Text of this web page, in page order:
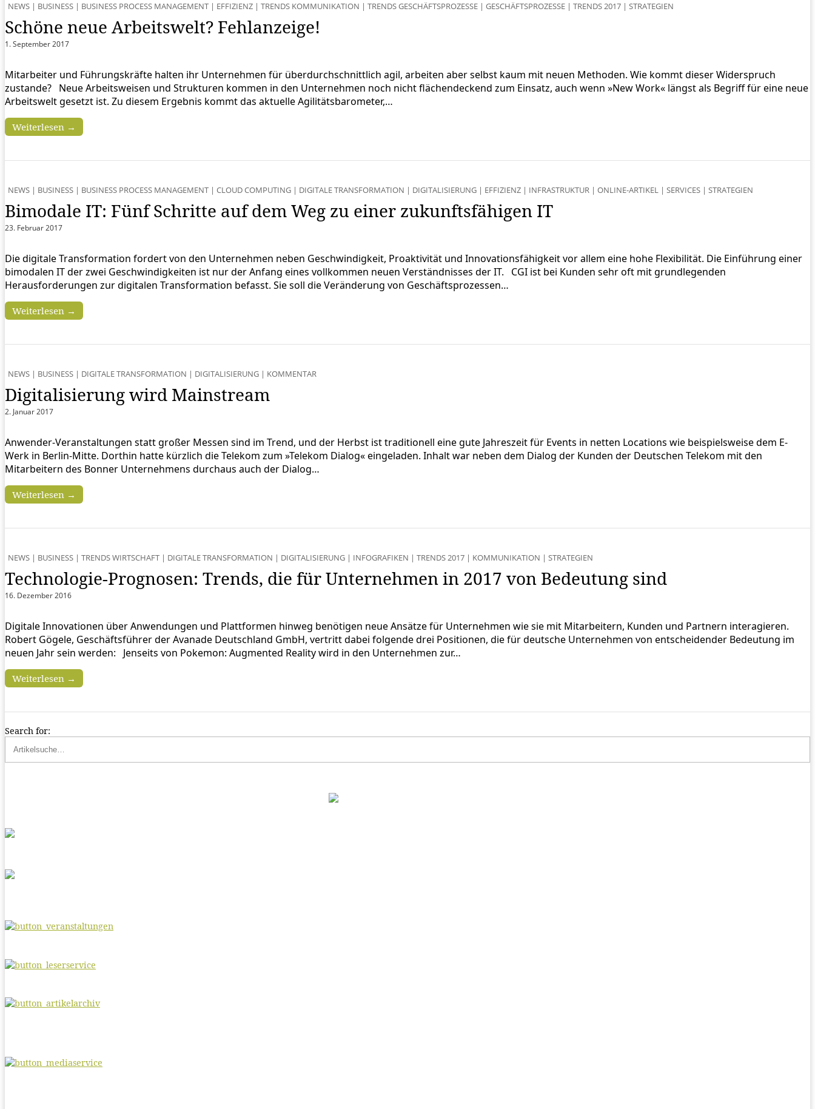
NEWS | BUSINESS | BUSINESS PROCESS MANAGEMENT | EFFIZIENZ | TRENDS KOMMUNIKATION | TRENDS GESCHÄFTSPROZESSE | GESCHÄFTSPROZESSE | TRENDS 2017 | STRATEGIEN
Schöne neue Arbeitswelt? Fehlanzeige!
1. September 2017
Mitarbeiter und Führungskräfte halten ihr Unternehmen für überdurchschnittlich agil, arbeiten aber selbst kaum mit neuen Methoden. Wie kommt dieser Widerspruch
zustande? Neue Arbeitsweisen und Strukturen kommen in den Unternehmen noch nicht flächendeckend zum Einsatz, auch wenn »New Work« längst als Begriff für eine neue
Arbeitswelt gesetzt ist. Zu diesem Ergebnis kommt das aktuelle Agilitätsbarometer,…
Weiterlesen →
NEWS | BUSINESS | BUSINESS PROCESS MANAGEMENT | CLOUD COMPUTING | DIGITALE TRANSFORMATION | DIGITALISIERUNG | EFFIZIENZ | INFRASTRUKTUR | ONLINE-ARTIKEL | SERVICES | STRATEGIEN
Bimodale IT: Fünf Schritte auf dem Weg zu einer zukunftsfähigen IT
23. Februar 2017
Die digitale Transformation fordert von den Unternehmen neben Geschwindigkeit, Proaktivität und Innovationsfähigkeit vor allem eine hohe Flexibilität. Die Einführung einer
bimodalen IT der zwei Geschwindigkeiten ist nur der Anfang eines vollkommen neuen Verständnisses der IT. CGI ist bei Kunden sehr oft mit grundlegenden
Herausforderungen zur digitalen Transformation befasst. Sie soll die Veränderung von Geschäftsprozessen…
Weiterlesen →
NEWS | BUSINESS | DIGITALE TRANSFORMATION | DIGITALISIERUNG | KOMMENTAR
Digitalisierung wird Mainstream
2. Januar 2017
Anwender-Veranstaltungen statt großer Messen sind im Trend, und der Herbst ist traditionell eine gute Jahreszeit für Events in netten Locations wie beispielsweise dem E-
Werk in Berlin-Mitte. Dorthin hatte kürzlich die Telekom zum »Telekom Dialog« eingeladen. Inhalt war neben dem Dialog der Kunden der Deutschen Telekom mit den
Mitarbeitern des Bonner Unternehmens durchaus auch der Dialog…
Weiterlesen →
NEWS | BUSINESS | TRENDS WIRTSCHAFT | DIGITALE TRANSFORMATION | DIGITALISIERUNG | INFOGRAFIKEN | TRENDS 2017 | KOMMUNIKATION | STRATEGIEN
Technologie-Prognosen: Trends, die für Unternehmen in 2017 von Bedeutung sind
16. Dezember 2016
Digitale Innovationen über Anwendungen und Plattformen hinweg benötigen neue Ansätze für Unternehmen wie sie mit Mitarbeitern, Kunden und Partnern interagieren.
Robert Gögele, Geschäftsführer der Avanade Deutschland GmbH, vertritt dabei folgende drei Positionen, die für deutsche Unternehmen von entscheidender Bedeutung im
neuen Jahr sein werden: Jenseits von Pokemon: Augmented Reality wird in den Unternehmen zur…
Weiterlesen →
Search for: